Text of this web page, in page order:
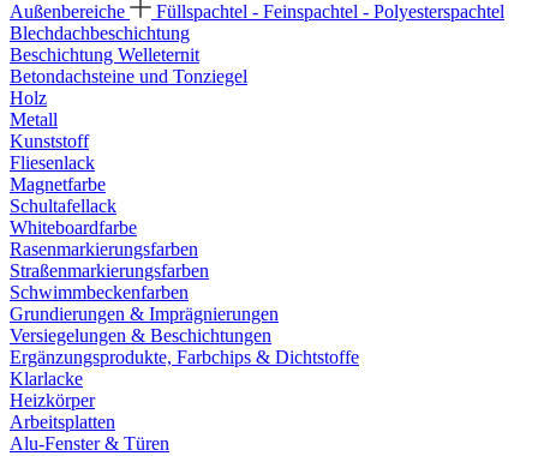
Außenbereiche
Füllspachtel - Feinspachtel - Polyesterspachtel
Blechdachbeschichtung
Beschichtung Welleternit
Betondachsteine und Tonziegel
Holz
Metall
Kunststoff
Fliesenlack
Magnetfarbe
Schultafellack
Whiteboardfarbe
Rasenmarkierungsfarben
Straßenmarkierungsfarben
Schwimmbeckenfarben
Grundierungen & Imprägnierungen
Versiegelungen & Beschichtungen
Ergänzungsprodukte, Farbchips & Dichtstoffe
Klarlacke
Heizkörper
Arbeitsplatten
Alu-Fenster & Türen